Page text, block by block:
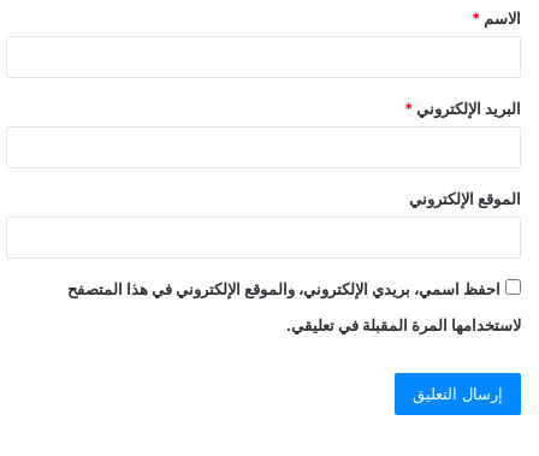
*
الاسم *
البريد الإلكتروني *
الموقع الإلكتروني
احفظ اسمي، بريدي الإلكتروني، والموقع الإلكتروني في هذا المتصفح
لاستخدامها المرة المقبلة في تعليقي.